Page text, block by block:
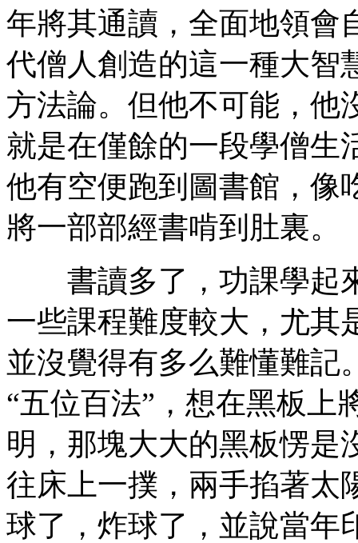
年將其通讀，全面地領會
代僧人創造的這一種大智
方法論。但他不可能，他
就是在僅餘的一段學僧生
他有空便跑到圖書館，像
將一部部經書啃到肚裏。
書讀多了，功課學起
一些課程難度較大，尤其
並沒覺得有多么難懂難記
“五位百法”，想在黑板上
明，那塊大大的黑板愣是
往床上一撲，兩手掐著太
球了，炸球了，並說當年